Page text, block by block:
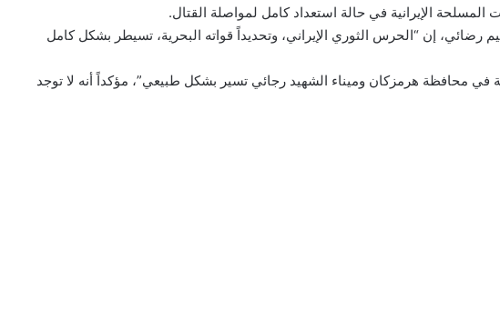
المسلحة الإيرانية في حالة استعداد كامل لمواصلة القتال.
رضائي، إن “الحرس الثوري الإيراني، وتحديداً قواته البحرية، تسيطر بشكل كامل
في محافظة هرمزكان وميناء الشهيد رجائي تسير بشكل طبيعي”، مؤكداً أنه لا توجد